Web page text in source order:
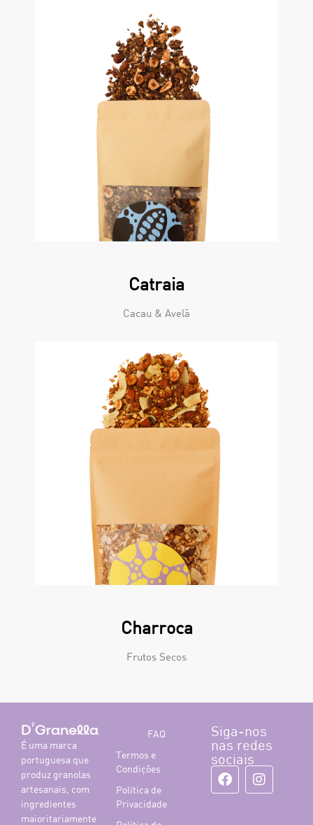
Catraia
Cacau & Avelã
Charroca
Frutos Secos
D'Granella
É uma marca
portuguesa que
produz granolas
artesanais, com
ingredientes
maioritariamente
FAQ
Termos e
Condições
Política de
Privacidade
Siga-nos
nas redes
sociais